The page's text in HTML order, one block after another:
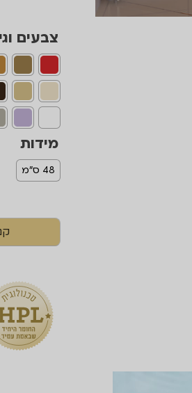
צבעים
מידות
48 ס"מ